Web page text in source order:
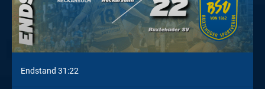
Endstand 31:22